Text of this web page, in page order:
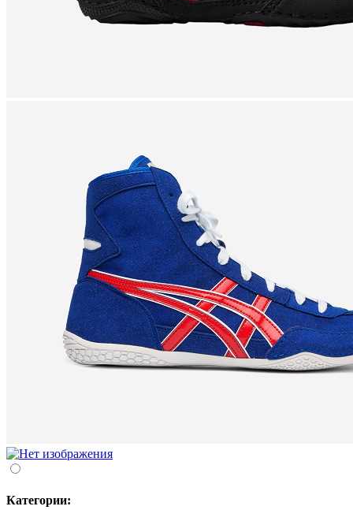
Категории: